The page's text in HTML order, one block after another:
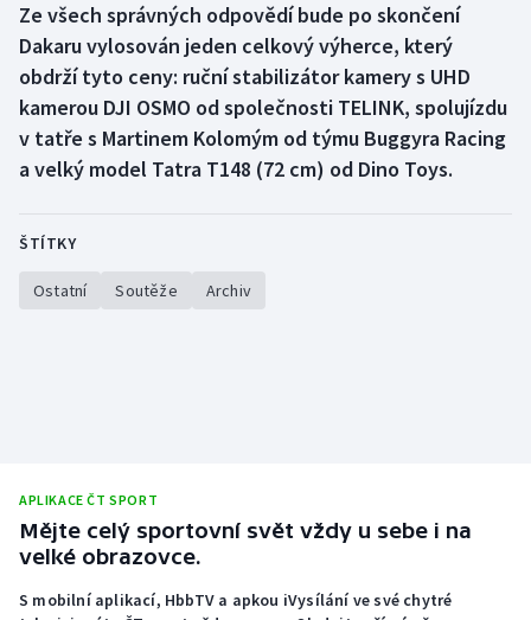
Moderní pětiboj
Motorsport
Olympijské hry
Parasport
Plavání
Plážový volejbal
Short track
Ze všech správných odpovědí bude po skončení
Dakaru vylosován jeden celkový výherce, který
obdrží tyto ceny: ruční stabilizátor kamery s UHD
kamerou DJI OSMO od společnosti TELINK, spolujízdu
v tatře s Martinem Kolomým od týmu Buggyra Racing
a velký model Tatra T148 (72 cm) od Dino Toys.
ŠTÍTKY
Ostatní Soutěže Archiv
APLIKACE ČT SPORT
Mějte celý sportovní svět vždy u sebe i na
velké obrazovce.
S mobilní aplikací, HbbTV a apkou iVysílání ve své chytré